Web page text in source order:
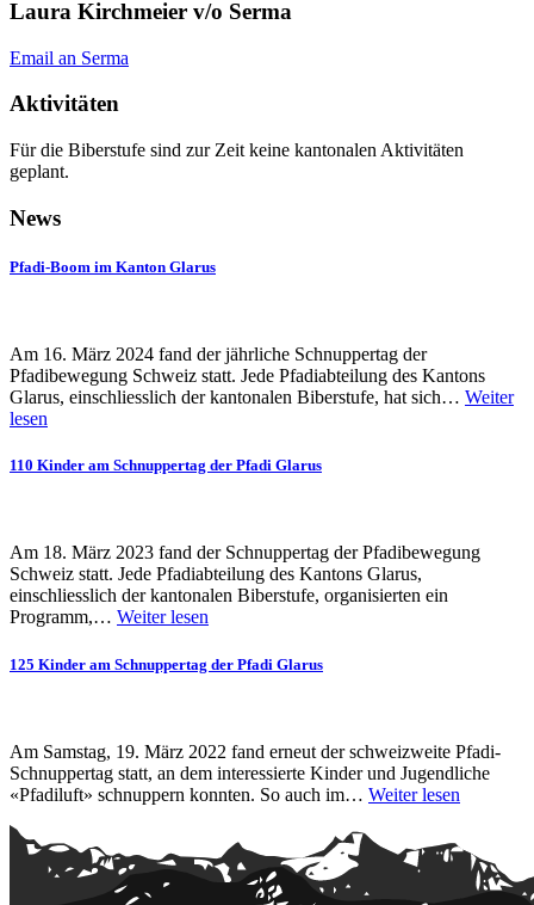
Laura Kirchmeier v/o Serma
Email an Serma
Aktivitäten
Für die Biberstufe sind zur Zeit keine kantonalen Aktivitäten
geplant.
News
Pfadi-Boom im Kanton Glarus
Am 16. März 2024 fand der jährliche Schnuppertag der
Pfadibewegung Schweiz statt. Jede Pfadiabteilung des Kantons
Glarus, einschliesslich der kantonalen Biberstufe, hat sich… Weiter
lesen
110 Kinder am Schnuppertag der Pfadi Glarus
Am 18. März 2023 fand der Schnuppertag der Pfadibewegung
Schweiz statt. Jede Pfadiabteilung des Kantons Glarus,
einschliesslich der kantonalen Biberstufe, organisierten ein
Programm,… Weiter lesen
125 Kinder am Schnuppertag der Pfadi Glarus
Am Samstag, 19. März 2022 fand erneut der schweizweite Pfadi-
Schnuppertag statt, an dem interessierte Kinder und Jugendliche
«Pfadiluft» schnuppern konnten. So auch im… Weiter lesen